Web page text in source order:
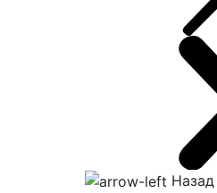
Назад